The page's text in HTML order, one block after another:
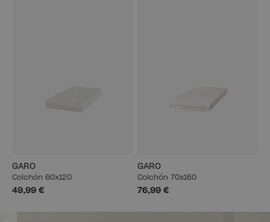
GARO
Colchón 60x120
49,99 €
GARO
Colchón 70x160
76,99 €